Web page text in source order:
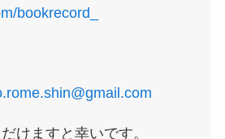
bookrecord_
けますと幸いです。